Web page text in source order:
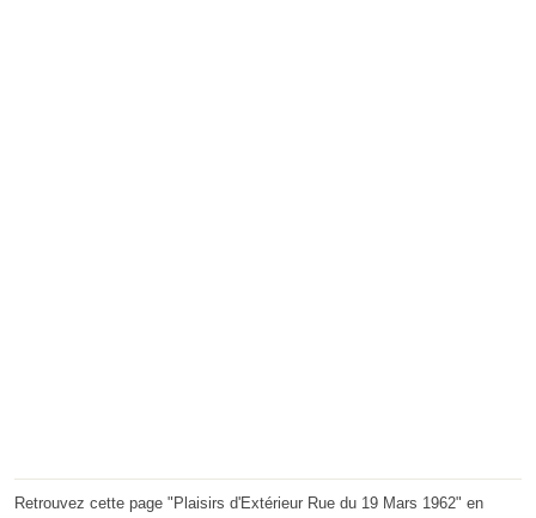
Retrouvez cette page "Plaisirs d'Extérieur Rue du 19 Mars 1962" en